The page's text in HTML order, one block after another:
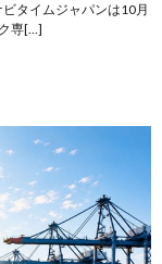
タイムジャパンは10月
専[…]